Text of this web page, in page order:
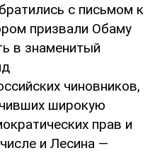
с письмом к
призвали Обаму
в знаменитый
чиновников,
широкую
прав и
и Лесина —